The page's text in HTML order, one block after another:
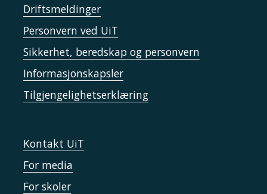
Driftsmeldinger
Personvern ved UiT
Sikkerhet, beredskap og personvern
Informasjonskapsler
Tilgjengelighetserklæring
Kontakt UiT
For media
For skoler